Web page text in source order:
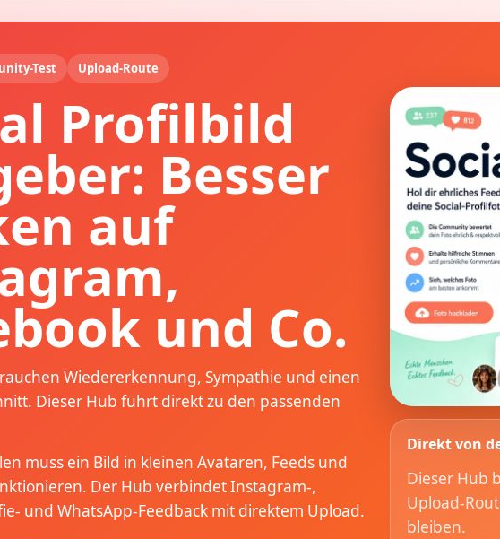
Test Upload-Route
Profilbild
Besser
auf
und Co.
Wiedererkennung, Sympathie und einen
Dieser Hub führt direkt zu den passenden
muss ein Bild in kleinen Avataren, Feeds und
Der Hub verbindet Instagram-,
und WhatsApp-Feedback mit direktem Upload.
Direkt von
Dieser Hub
Upload-
bleiben.